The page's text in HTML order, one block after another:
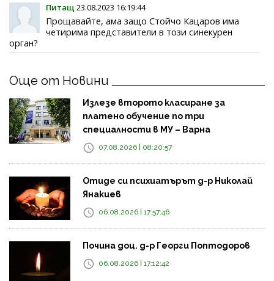
Питащ 23.08.2023 16:19:44
Прощавайте, ама защо Стойчо Кацаров има
четирима представители в този синекурен
орган?
Още от Новини
Излезе второто класиране за
платено обучение по три
специалности в МУ – Варна
07.08.2026 | 08:20:57
Отиде си психиатърът д-р Николай
Янакиев
06.08.2026 | 17:57:46
Почина доц. д-р Георги Поптодоров
06.08.2026 | 17:12:42